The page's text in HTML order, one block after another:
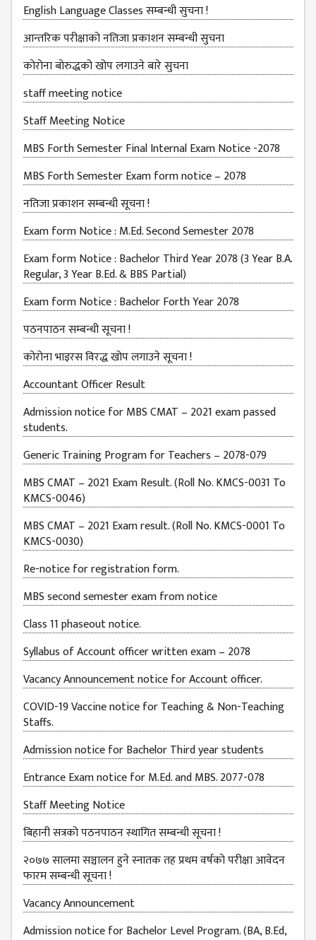
MBS SECOND
SEMESTERS
MBS THIRD
SEMESTERS
MBS FOURTH
SEMESTERS
DOWNLOAD
PROJECTED FOR
STUDENTS
CLASS ROUTINE
EXAM ROUTINE
ADMISSION
FORMS
EXAMINATION
FORMS
QUESTIONNAIRE
SCHOLARSHIP
GUIDELINES
OTHERS FORM
DETAILS
KMC OFFICIAL
REPORTS
ENROLLMENT
TREND
ANALYSES
KMC
GRADUATED
STUDENT
ENROLLMENT
BUDGETS
EMIS 2082-83
DOCUMENTS
NEWS &
EVENT
KMC
EVENT
CALENDAR
KMC
ACADEMIC
CALENDAR
CAREERS
COUNSELING
INTERNSHIP
English Language Classes सम्बन्धी सुचना !
आन्तरिक परीक्षाको नतिजा प्रकाशन सम्बन्धी सुचना
कोरोना बोरुद्धको खोप लगाउने बारे सुचना
staff meeting notice
Staff Meeting Notice
MBS Forth Semester Final Internal Exam Notice -2078
MBS Forth Semester Exam form notice – 2078
नतिजा प्रकाशन सम्बन्धी सूचना !
Exam form Notice : M.Ed. Second Semester 2078
Exam form Notice : Bachelor Third Year 2078 (3 Year B.A.
Regular, 3 Year B.Ed. & BBS Partial)
Exam form Notice : Bachelor Forth Year 2078
पठनपाठन सम्बन्धी सूचना !
कोरोना भाइरस विरद्ध खोप लगाउने सूचना !
Accountant Officer Result
Admission notice for MBS CMAT – 2021 exam passed
students.
Generic Training Program for Teachers – 2078-079
MBS CMAT – 2021 Exam Result. (Roll No. KMCS-0031 To
KMCS-0046)
MBS CMAT – 2021 Exam result. (Roll No. KMCS-0001 To
KMCS-0030)
Re-notice for registration form.
MBS second semester exam from notice
Class 11 phaseout notice.
Syllabus of Account officer written exam – 2078
Vacancy Announcement notice for Account officer.
COVID-19 Vaccine notice for Teaching & Non-Teaching
Staffs.
Admission notice for Bachelor Third year students
Entrance Exam notice for M.Ed. and MBS. 2077-078
Staff Meeting Notice
बिहानी सत्रको पठनपाठन स्थागित सम्बन्धी सूचना !
२०७७ सालमा सञ्चालन हुने स्नातक तह प्रथम वर्षको परीक्षा आवेदन
फारम सम्बन्धी सूचना !
Vacancy Announcement
Admission notice for Bachelor Level Program. (BA, B.Ed,